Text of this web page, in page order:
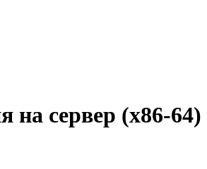
на сервер (x86-64)